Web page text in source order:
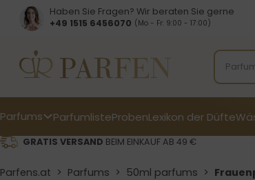
Haben Sie Fragen? Wir beraten Sie gerne
+49 1515 6456070 (Mo - Fr: 9:00 - 17:00)
Parfums ParfumlisteProbenLexikon der Düfte
GRATIS VERSAND BEIM EINKAUF AB 49 €
Parfens.at > Parfums > 50ml parfums >